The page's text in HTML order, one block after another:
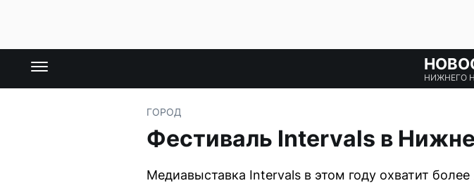
НИЖНЕГО
ГОРОД
Фестиваль Intervals в
Медиавыставка Intervals в этом году охватит